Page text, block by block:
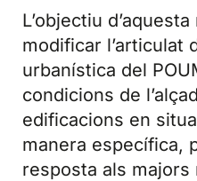
L’objectiu
modificar l’articulat
urbanística del
condicions de
edificacions en
manera específica,
resposta als